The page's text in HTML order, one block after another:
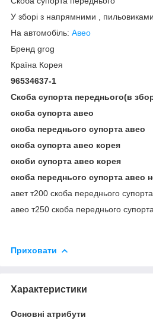
У зборі з напрямними , пильовиками
На автомобіль: Авео
Бренд grog
Країна Корея
96534637-1
Скоба супорта переднього(в
скоба супорта авео
скоба переднього супорта авео
скоба супорта авео корея
скоби супорта авео корея
скоба переднього супорта авео
авет т200 скоба переднього супорта
авео т250 скоба переднього супорта
Приховати
Характеристики
Основні атрибути